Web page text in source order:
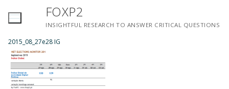
FOXP2
INSIGHTFUL RESEARCH TO ANSWER CRITICAL QUESTIONS
2015_08_27e28 IG